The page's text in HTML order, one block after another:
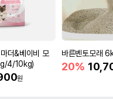
더&베이비 모
4/10kg)
원
바른벤토모래
20%